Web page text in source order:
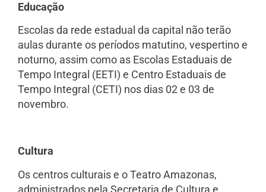
Educação
Escolas da rede estadual da capital não terão
aulas durante os períodos matutino, vespertino e
noturno, assim como as Escolas Estaduais de
Tempo Integral (EETI) e Centro Estaduais de
Tempo Integral (CETI) nos dias 02 e 03 de
novembro.
Cultura
Os centros culturais e o Teatro Amazonas,
administrados pela Secretaria de Cultura e